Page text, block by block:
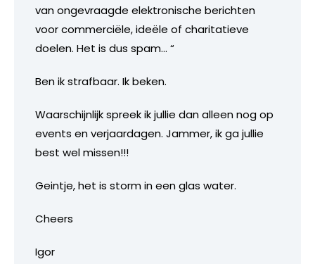
van ongevraagde elektronische berichten
voor commerciële, ideële of charitatieve
doelen. Het is dus spam… “
Ben ik strafbaar. Ik beken.
Waarschijnlijk spreek ik jullie dan alleen nog op
events en verjaardagen. Jammer, ik ga jullie
best wel missen!!!
Geintje, het is storm in een glas water.
Cheers
Igor